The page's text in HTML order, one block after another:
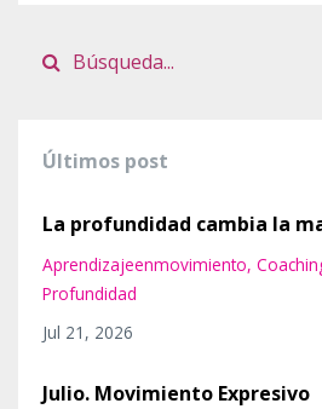
Últimos post
La profundidad cambia la
Aprendizajeenmovimiento
Profundidad
Jul 21, 2026
Julio. Movimiento Expresivo